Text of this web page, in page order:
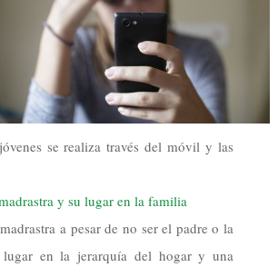
se realiza través del móvil y las
y su lugar en la familia
a pesar de no ser el padre o la
en la jerarquía del hogar y una